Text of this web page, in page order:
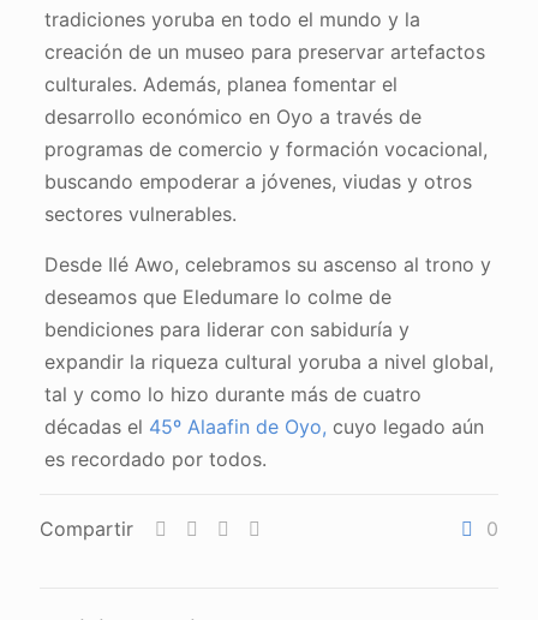
tradiciones yoruba en todo el mundo y la
creación de un museo para preservar artefactos
culturales. Además, planea fomentar el
desarrollo económico en Oyo a través de
programas de comercio y formación vocacional,
buscando empoderar a jóvenes, viudas y otros
sectores vulnerables.
Desde Ilé Awo, celebramos su ascenso al trono y
deseamos que Eledumare lo colme de
bendiciones para liderar con sabiduría y
expandir la riqueza cultural yoruba a nivel global,
tal y como lo hizo durante más de cuatro
décadas el 45º Alaafin de Oyo, cuyo legado aún
es recordado por todos.
Compartir 0